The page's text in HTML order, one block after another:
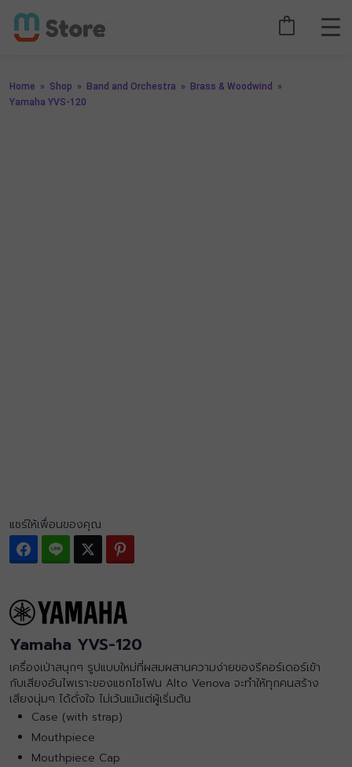
Home » Shop » Band and Orchestra » Brass & Woodwind
»
Yamaha YVS-120
แชร์ให้เพื่อนของคุณ
Facebook
Line Twitter
Yamaha YVS-120
เครื่องเป่าสนุกๆ รูปแบบใหม่ที่ผสมผสานความง่ายของรีคอร์เดอร์เข้า
กับเสียงอันไพเราะของแซกโซโฟน Alto Venova จะทำให้ทุกคนสร้าง
เสียงนุ่มๆ ได้ดั่งใจ ไม่เว้นแม้แต่ผู้เริ่มต้น
Case (with strap)
Mouthpiece
Mouthpiece Cap